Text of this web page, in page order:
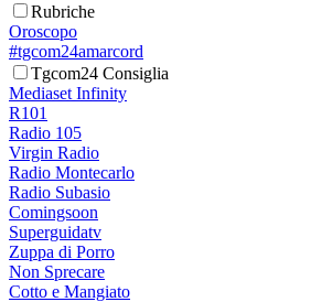
Rubriche
Oroscopo
#tgcom24amarcord
Tgcom24 Consiglia
Mediaset Infinity
R101
Radio 105
Virgin Radio
Radio Montecarlo
Radio Subasio
Comingsoon
Superguidatv
Zuppa di Porro
Non Sprecare
Cotto e Mangiato